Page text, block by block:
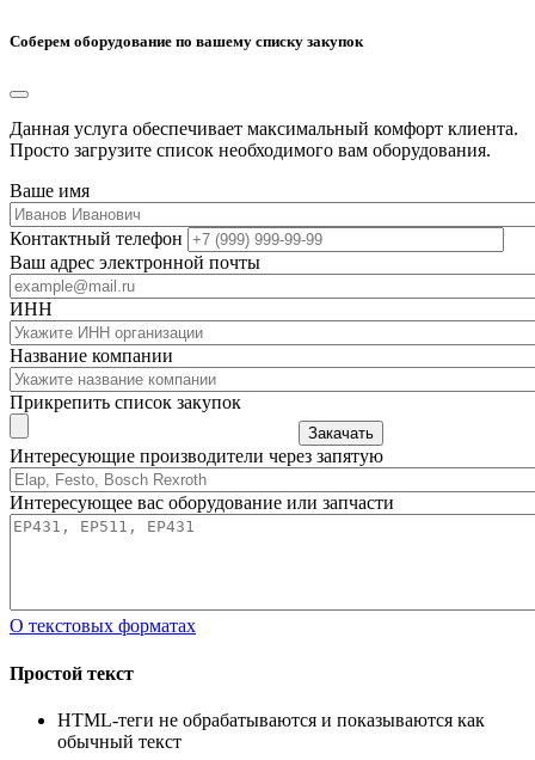
Соберем оборудование по вашему списку закупок
Данная услуга обеспечивает максимальный комфорт клиента.
Просто загрузите список необходимого вам оборудования.
Ваше имя
Контактный телефон
Ваш адрес электронной почты
ИНН
Название компании
Прикрепить список закупок
Закачать
Интересующие производители через запятую
Интересующее вас оборудование или запчасти
О текстовых форматах
Простой текст
HTML-теги не обрабатываются и показываются как
обычный текст